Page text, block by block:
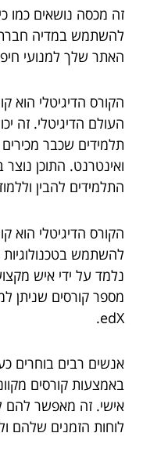
זה מכסה נושאים כמו
להשתמש במדיה
האתר שלך למנועי
הקורס הדיגיטלי הוא
העולם הדיגיטלי. זה
תלמידים שכבר
ואינטרנט. התוכן
התלמידים להבין
הקורס הדיגיטלי הוא
להשתמש
נלמד על ידי איש
edX.
אנשים רבים בוחרים
באמצעות קורסים
אישי. זה מאפשר
לוחות הזמנים שלהם